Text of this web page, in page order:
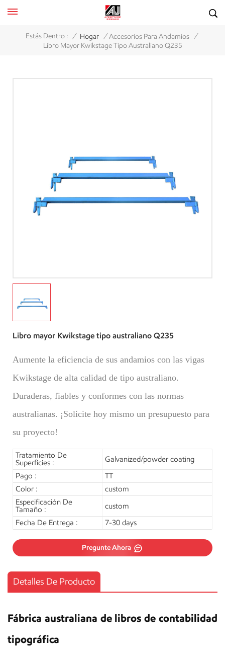
Estás Dentro : / Hogar / Accesorios Para Andamios /
Libro Mayor Kwikstage Tipo Australiano Q235
Libro mayor Kwikstage tipo australiano Q235
Aumente la eficiencia de sus andamios con las vigas
Kwikstage de alta calidad de tipo australiano.
Duraderas, fiables y conformes con las normas
australianas. ¡Solicite hoy mismo un presupuesto para
su proyecto!
Tratamiento De
Superficies :
Galvanized/powder coating
Pago :
TT
Color :
custom
Especificación De
Tamaño :
custom
Fecha De Entrega :
7-30 days
Pregunte Ahora
Detalles De Producto
Fábrica australiana de libros de contabilidad
tipográfica